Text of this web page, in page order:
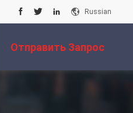
Russian
Отправить Запрос